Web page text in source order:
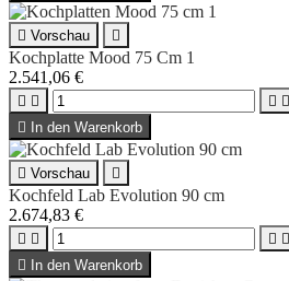
 Vorschau 
Kochplatte Mood 75 Cm 1
2.541,06 €
   

In den Warenkorb
 Vorschau 
Kochfeld Lab Evolution 90 cm
2.674,83 €
   

In den Warenkorb